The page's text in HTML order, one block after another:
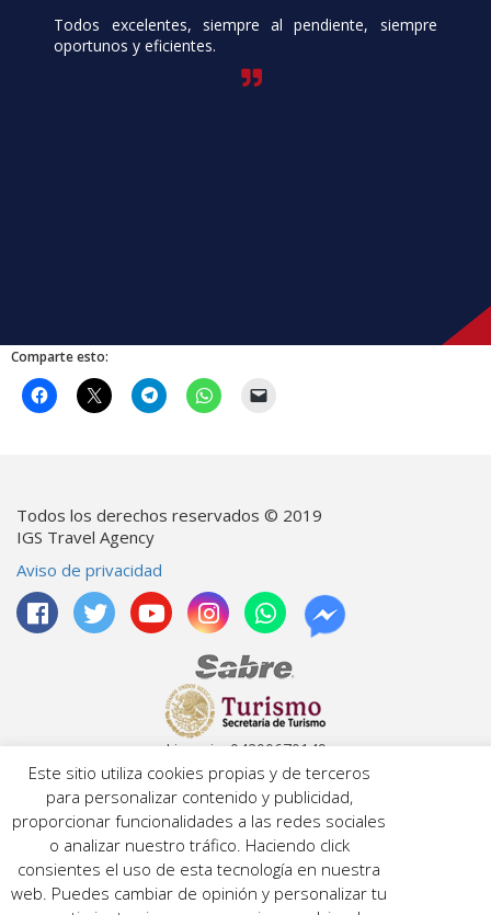
Todos excelentes, siempre al pendiente, siempre
oportunos y eficientes.
Comparte esto:
Todos los derechos reservados © 2019
IGS Travel Agency
Aviso de privacidad
Licencia: 04200670149
Número de RNT: 042006701e06f
SAT ID CIF 15010657730
RECIBA ANTES QUE NADIE PROMOCIONES Y
DESCUENTOS
Este sitio utiliza cookies propias y de terceros
para personalizar contenido y publicidad,
proporcionar funcionalidades a las redes sociales
o analizar nuestro tráfico. Haciendo click
consientes el uso de esta tecnología en nuestra
web. Puedes cambiar de opinión y personalizar tu